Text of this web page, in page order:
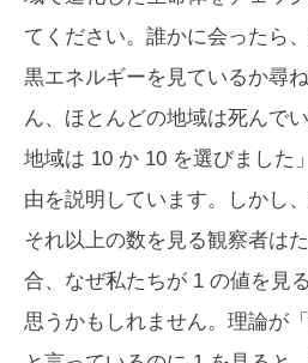
てください。誰かに会ったら
黒エネルギーを見ているか尋
ん、ほとんどの地域は死んで
地域は 10 か 10 を選びました
由を説明しています。しかし
それ以上の数を見る観察者は
合、なぜ私たちが 1 の値を見
思うかもしれません。理論が